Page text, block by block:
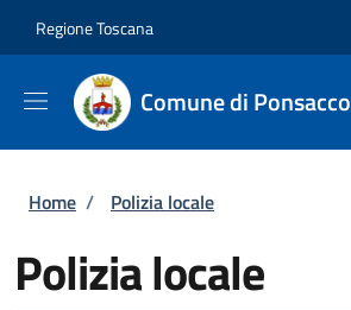
Regione Toscana
Comune di Ponsacco
Briciole di pane
Home / Polizia locale
Polizia locale